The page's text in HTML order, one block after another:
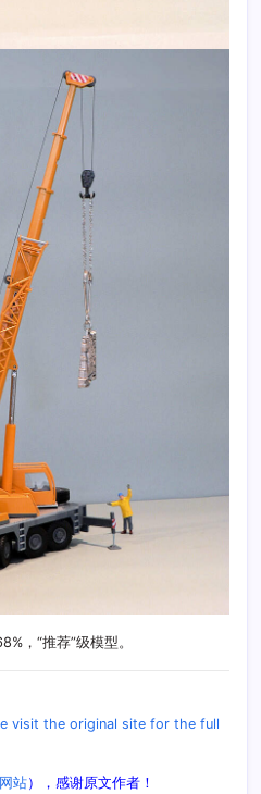
，“推荐”级模型。
visit the original site for the full
站），感谢原文作者！